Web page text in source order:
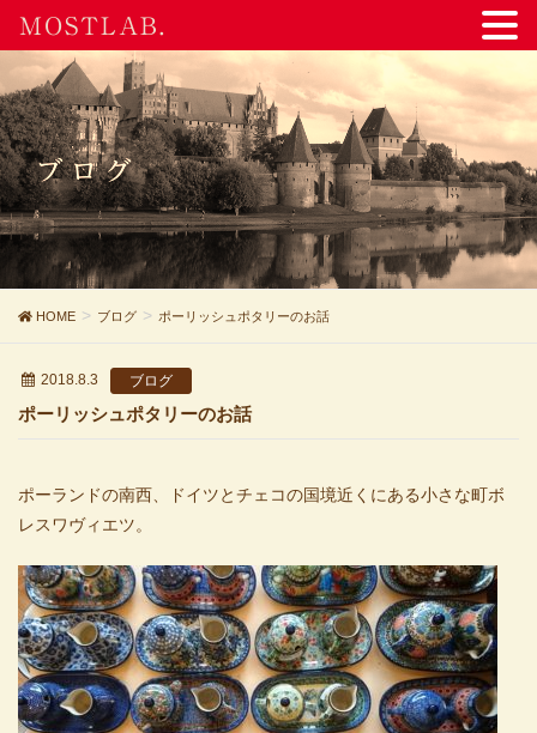
ブログ
HOME ブログ ポーリッシュポタリーのお話
2018.8.3 ブログ
ポーリッシュポタリーのお話
ポーランドの南西、ドイツとチェコの国境近くにある小さな町ボ
レスワヴィエツ。
MOSTLAB.